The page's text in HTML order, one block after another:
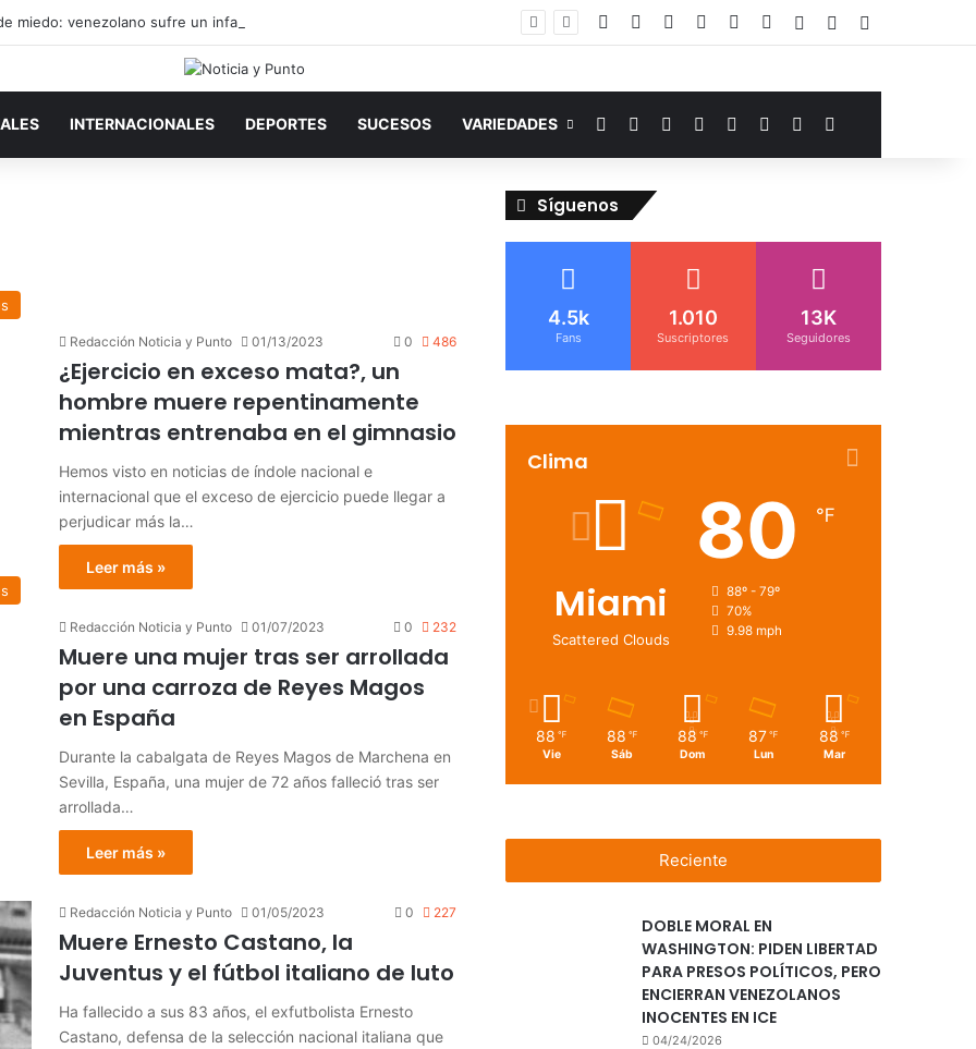
FacebookYouTubeInstagramTelegramWhatsAppGoogle Noticias
AccesoPublicación al
INTERNACIONALES DEPORTES SUCESOS VARIEDADES FacebookYouTubeInstagramTelegramWhatsAppGoogle Noticias
Switch skin
Redacción Noticia y Punto 01/13/2023 0 486
¿Ejercicio en exceso mata?, un
hombre muere repentinamente
mientras entrenaba en el gimnasio
Hemos visto en noticias de índole nacional e
internacional que el exceso de ejercicio puede llegar a
perjudicar más la…
Leer más »
Redacción Noticia y Punto 01/07/2023 0 232
Muere una mujer tras ser arrollada
por una carroza de Reyes Magos
en España
Durante la cabalgata de Reyes Magos de Marchena en
Sevilla, España, una mujer de 72 años falleció tras ser
arrollada…
Leer más »
Redacción Noticia y Punto 01/05/2023 0 227
Muere Ernesto Castano, la
Juventus y el fútbol italiano de luto
Ha fallecido a sus 83 años, el exfutbolista Ernesto
Castano, defensa de la selección nacional italiana que
Síguenos
4.5k
Fans
1.010
Suscriptores
13K
Seguidores
Clima
Miami
Scattered Clouds
80 ℉
88º - 79º
70%
9.98 mph
88 ℉
Vie
88 ℉
Sáb
88 ℉
Dom
87 ℉
Lun
88 ℉
Mar
Reciente
DOBLE MORAL EN
WASHINGTON: PIDEN LIBERTAD
PARA PRESOS POLÍTICOS, PERO
ENCIERRAN VENEZOLANOS
INOCENTES EN ICE
04/24/2026